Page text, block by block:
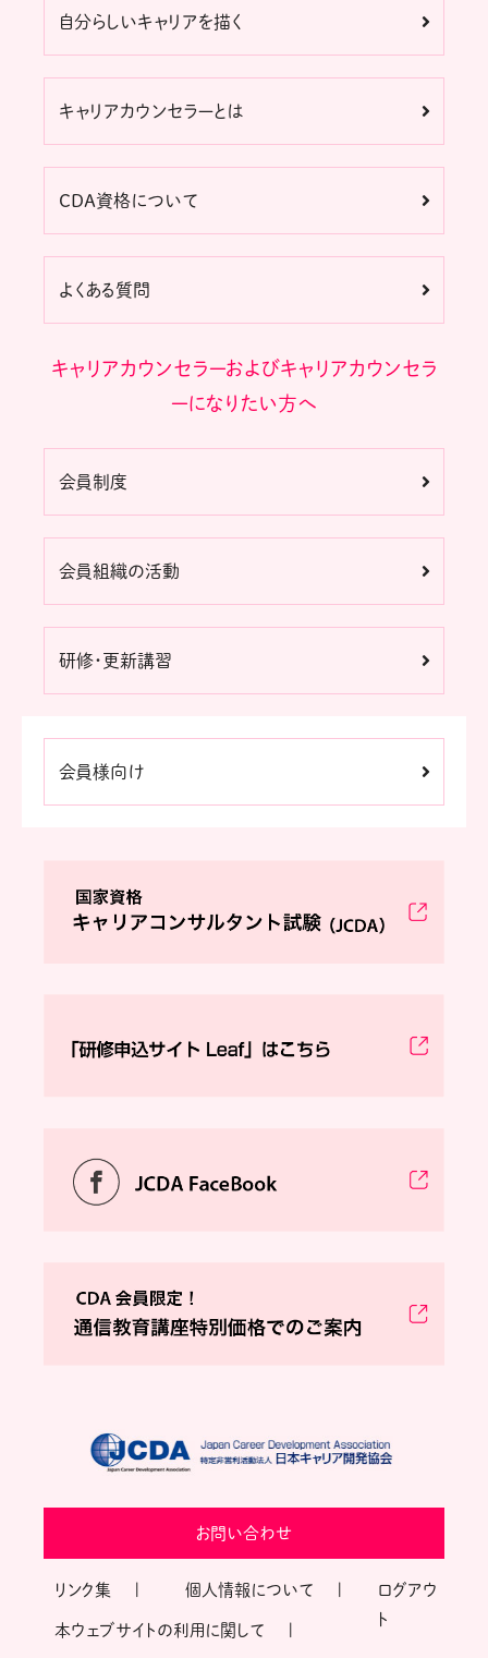
自分らしいキャリアを描く
キャリアカウンセラーとは
CDA資格について
よくある質問
キャリアカウンセラーおよびキャリアカウンセラ
ーになりたい方へ
会員制度
会員組織の活動
研修・更新講習
会員様向け
お問い合わせ
リンク集 個人情報について
本ウェブサイトの利用に関して
ログアウ
ト